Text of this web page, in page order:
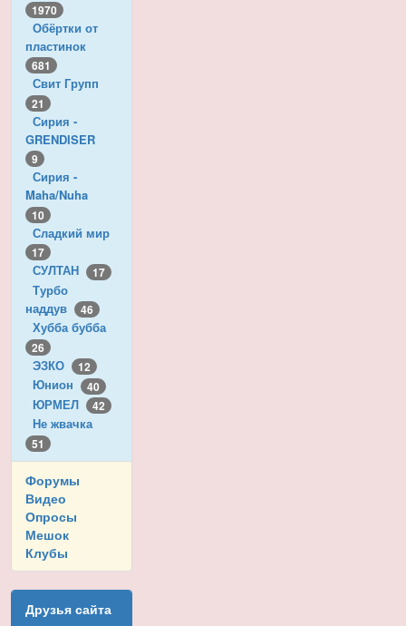
1970
Обёртки от
пластинок
681
Свит Групп
21
Сирия -
GRENDISER
9
Сирия -
Maha/Nuha
10
Сладкий мир
17
СУЛТАН 17
Турбо
наддув
46
Хубба бубба
26
ЭЗКО 12
Юнион 40
ЮРМЕЛ 42
Не жвачка
51
Форумы
Видео
Опросы
Мешок
Клубы
Друзья сайта